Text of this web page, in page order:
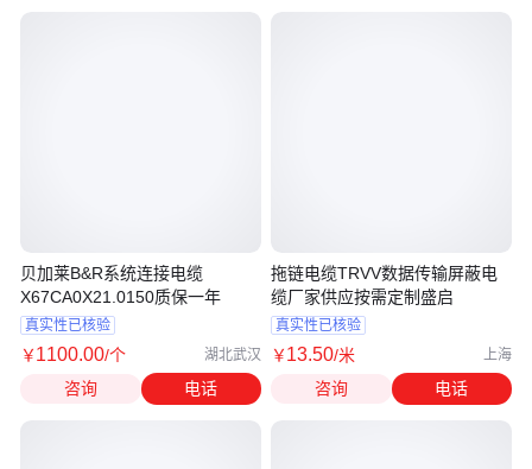
贝加莱B&R系统连接电缆
X67CA0X21.0150质保一年
真实性已核验
￥1100.00/个 湖北武汉
咨询 电话
拖链电缆TRVV数据传输屏蔽电
缆厂家供应按需定制盛启
真实性已核验
￥13.50/米 上海
咨询 电话